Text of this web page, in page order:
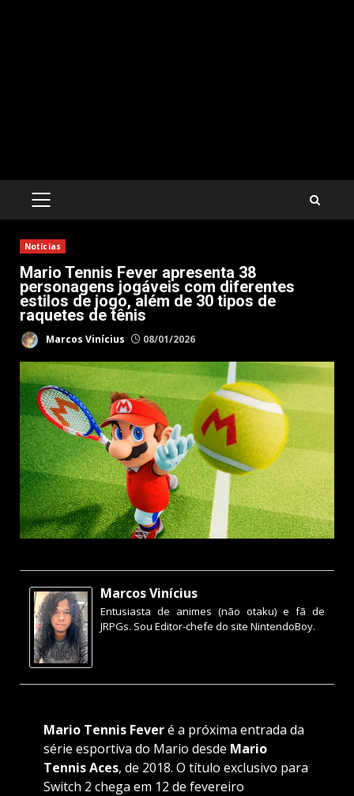
PRIMARY
Notícias
Mario Tennis Fever apresenta 38
personagens jogáveis com diferentes
estilos de jogo, além de 30 tipos de
raquetes de tênis
Marcos Vinícius 08/01/2026
Marcos Vinícius
Entusiasta de animes (não otaku) e fã de
JRPGs. Sou Editor-chefe do site NintendoBoy.
Mario Tennis Feveré a próxima entrada da
série esportiva do Mario desde Mario
Tennis Aces, de 2018. O título exclusivo para
Switch 2 chega em 12 de fevereiro